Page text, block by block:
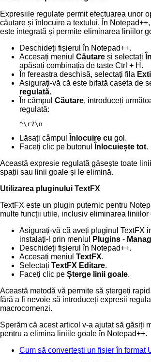
Expresiile regulate permit efectuarea unor
căutare și înlocuire a textului. În
este integrată și permite eliminarea liniilor
Deschideți fișierul în Notepad++.
Accesați meniul Căutare și selectați
apăsați combinația de taste Ctrl + H.
În fereastra deschisă, selectați fila
Asigurați-vă că este bifată caseta de
regulată.
În câmpul Căutare, introduceți
regulată:
^\r?\n
Lăsați câmpul Înlocuire cu gol.
Faceți clic pe butonul
Înlocuiește tot.
Această expresie regulată găsește toate
spații sau linii goale și le elimină.
Utilizarea pluginului TextFX
TextFX este un plugin puternic pentru
multe funcții utile, inclusiv eliminarea liniilor
Asigurați-vă că aveți pluginul TextFX
instalați-l prin meniul
Plugins -
Deschideți fișierul în Notepad++.
Accesați meniul TextFX.
Selectați TextFX Editare.
Faceți clic pe Șterge linii goale.
Această metodă vă permite să ștergeți
fără a fi nevoie să introduceți expresii
macrocomenzi.
Sperăm că acest articol v-a ajutat să găsiți
pentru a elimina liniile goale în Notepad++.
Cum să convertești un fișier în format